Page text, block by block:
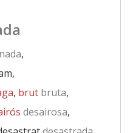
,
, brut bruta,
desairosa,